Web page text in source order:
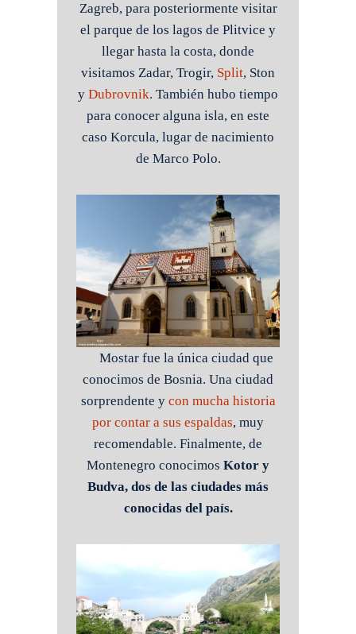
Zagreb, para posteriormente visitar
el parque de los lagos de Plitvice y
llegar hasta la costa, donde
visitamos Zadar, Trogir, Split, Ston
y Dubrovnik. También hubo tiempo
para conocer alguna isla, en este
caso Korcula, lugar de nacimiento
de Marco Polo.
Mostar fue la única ciudad que
conocimos de Bosnia. Una ciudad
sorprendente y con mucha historia
por contar a sus espaldas, muy
recomendable. Finalmente, de
Montenegro conocimos Kotor y
Budva, dos de las ciudades más
conocidas del país.